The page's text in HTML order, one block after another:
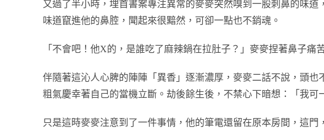
又過了半小時，埋首書案專注異常的麥麥突然嗅到一股刺鼻的味
味道竄進他的鼻腔，聞起來很黯然，可卻一點也不銷魂。
「不會吧！他X的，是誰吃了麻辣鍋在拉肚子？」麥麥捏著鼻子痛
伴隨著這沁人心脾的陣陣「異香」逐漸濃厚，麥麥二話不說，頭
粗氣慶幸著自己的當機立斷。劫後餘生後，不禁心下暗想：「我可
只是這時麥麥注意到了一件事情，他的筆電還留在原本房間，這門